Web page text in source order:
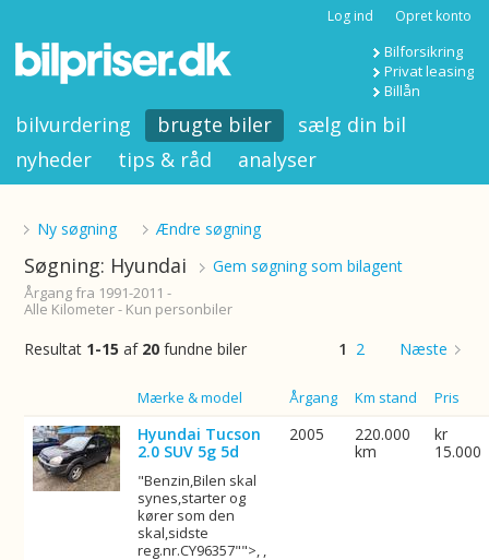
Log ind Opret konto
Bilforsikring
Privat leasing
Billån
bilvurdering brugte biler
sælg din bil
nyheder
tips & råd analyser
Ny søgning Ændre søgning
Søgning: Hyundai Gem søgning som bilagent
Årgang fra 1991-2011 -
Alle Kilometer - Kun personbiler
1 2 Næste
Resultat 1-15 af 20 fundne biler
Mærke & model Årgang Km stand Pris
Hyundai Tucson
2.0 SUV 5g 5d
"Benzin,Bilen skal
synes,starter og
kører som den
skal,sidste
reg.nr.CY96357"">, ,
2005
220.000
km
kr
15.000